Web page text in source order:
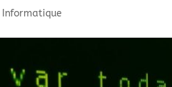
Informatique